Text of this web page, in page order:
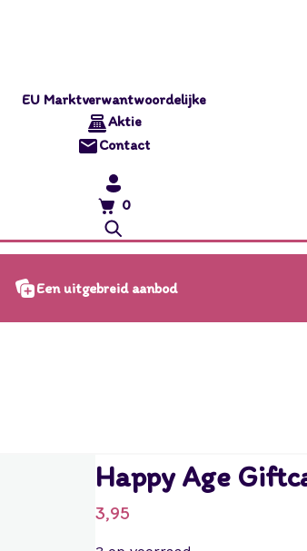
EU Marktverwantwoordelijke
Aktie
Contact
0
Een uitgebreid aanbod
Happy Age
3,95